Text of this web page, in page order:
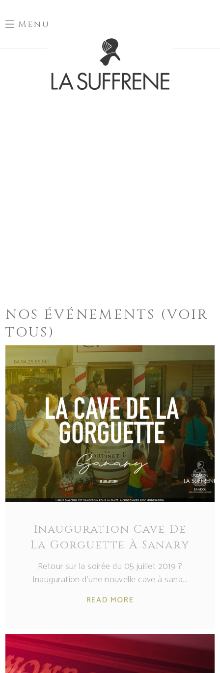
Menu
NOS ÉVÉNEMENTS (VOIR
TOUS)
Inauguration Cave De
La Gorguette À Sanary
Retour sur la soirée du 05 juillet 2019 ?
Inauguration d’une nouvelle cave à sana
READ MORE